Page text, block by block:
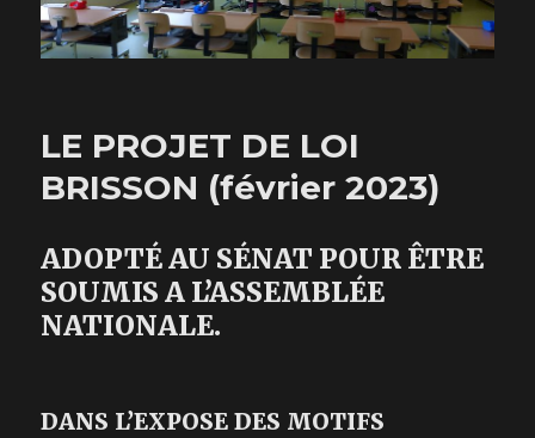
LE PROJET DE LOI
BRISSON (février 2023)
ADOPTÉ AU SÉNAT POUR ÊTRE
SOUMIS A L’ASSEMBLÉE
NATIONALE.
DANS L’EXPOSE DES MOTIFS